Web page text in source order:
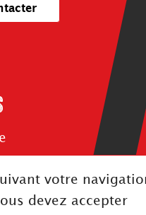
votre
devez accepter